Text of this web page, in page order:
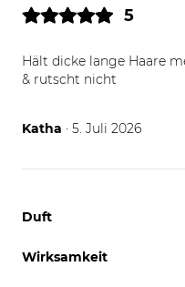
5
Hält dicke lange Haare
& rutscht nicht
Katha 05.07.26
· 5. Juli 2026
Duft
Wirksamkeit